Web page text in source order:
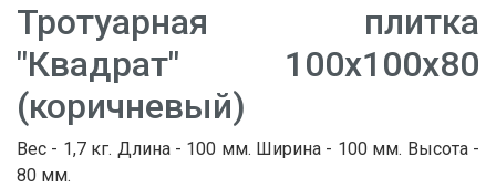
Тротуарная плитка
"Квадрат" 100х100х80
(коричневый)
Вес - 1,7 кг. Длина - 100 мм. Ширина - 100 мм. Высота -
80 мм.